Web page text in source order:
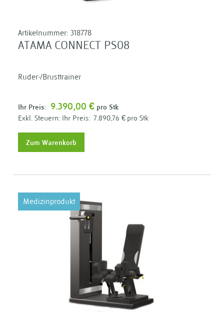
Artikelnummer: 318778
ATAMA CONNECT PS08
Ruder-/Brusttrainer
Ihr Preis: 9.390,00 € pro Stk
Ihr Preis: 7.890,76 € pro Stk
Zum Warenkorb
Medizinprodukt